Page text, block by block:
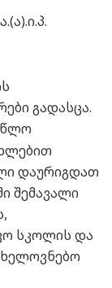
გადასცა.
დაურიგდათ
შემავალი
სკოლის და